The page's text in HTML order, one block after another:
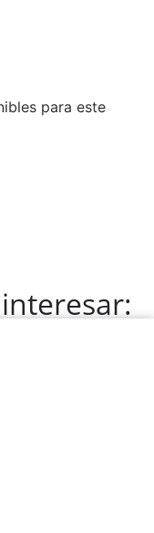
para este